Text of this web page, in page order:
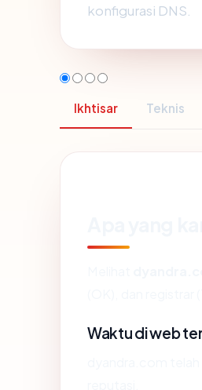
konfigurasi DNS.
Ikhtisar Teknis
Waktu di web